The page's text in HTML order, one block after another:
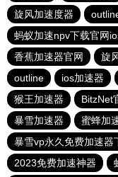
旋风加速度器
蚂蚁加速npv下载官网
香蕉加速器官网
旋
outline
ios加速器
猴王加速器
BitzNet
暴雪加速器
蜜蜂加
暴雪vp永久免费加速器
2023免费加速神器